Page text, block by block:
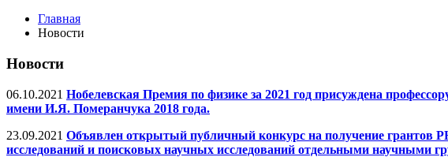
Главная
Новости
Новости
06.10.2021 Нобелевская Премия по физике за 2021 год присуждена
имени И.Я. Померанчука 2018 года.
23.09.2021 Объявлен открытый публичный конкурс на получение грантов
исследований и поисковых научных исследований отдельными научными